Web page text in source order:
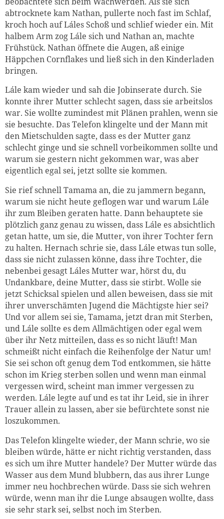
abtrocknete kam Nathan, pullerte noch fast im Schlaf,
kroch hoch auf Láles Schoß und schlief wieder ein. Mit
halbem Arm zog Lále sich und Nathan an, machte
Frühstück. Nathan öffnete die Augen, aß einige
Häppchen Cornflakes und ließ sich in den Kinderladen
bringen.
Lále kam wieder und sah die Jobinserate durch. Sie
konnte ihrer Mutter schlecht sagen, dass sie arbeitslos
war. Sie wollte zumindest mit Plänen prahlen, wenn sie
sie besuchte. Das Telefon klingelte und der Mann mit
den Mietschulden sagte, dass es der Mutter ganz
schlecht ginge und sie schnell vorbeikommen sollte und
warum sie gestern nicht gekommen war, was aber
eigentlich egal sei, jetzt sollte sie kommen.
Sie rief schnell Tamama an, die zu jammern begann,
warum sie nicht heute geflogen war und warum Lále
ihr zum Bleiben geraten hatte. Dann behauptete sie
plötzlich ganz genau zu wissen, dass Lále es absichtlich
getan hatte, um sie, die Mutter, von ihrer Tochter fern
zu halten. Hernach schrie sie, dass Lále etwas tun solle,
dass sie nicht zulassen könne, dass ihre Tochter, die
nebenbei gesagt Láles Mutter war, hörst du, du
Undankbare, deine Mutter, dass sie stirbt. Wolle sie
jetzt Schicksal spielen und allen beweisen, dass sie mit
ihrer unverschämten Jugend die Mächtigste hier sei?
Und vor allem sei sie, Tamama, jetzt dran mit Sterben,
und Lále sollte es dem Allmächtigen oder egal wem
über ihr Netz mitteilen, dass es so nicht läuft! Man
schmeißt nicht einfach die Reihenfolge der Natur um!
Sie sei schon oft genug dem Tod entkommen, sie hätte
schon im Krieg sterben sollen und wenn man einmal
vergessen wird, scheint man immer vergessen zu
werden. Lále legte auf und es tat ihr Leid, sie in ihrer
Trauer allein zu lassen, aber sie befürchtete sonst nie
loszukommen.
Das Telefon klingelte wieder, der Mann schrie, wo sie
bleiben würde, hätte er nicht richtig verstanden, dass
es sich um ihre Mutter handele? Der Mutter würde das
Wasser aus dem Mund blubbern, das aus ihrer Lunge
immer neu hochbrechen würde. Dass sie sich wehren
würde, wenn man ihr die Lunge absaugen wollte, dass
sie sehr stark sei, selbst noch im Sterben.